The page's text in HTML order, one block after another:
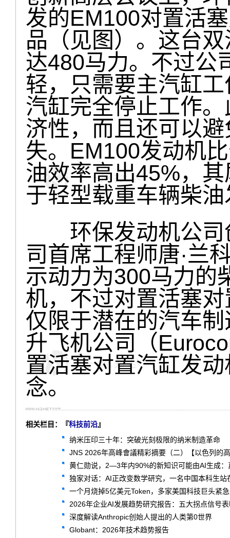
发的EM100对置活
品（见图）。这台
达480马力。不过公
轻，只需要主汽缸
汽缸完全停止工作
济性，而且还可以
失。EM100发动机
油效率高出45%，
于轻型载重车辆柴
环保发动机公司
司首席工程师唐·兰
示动力为300马力的
机，不过对置活塞
仅限于潜在的汽车
升飞机公司（
置活塞对置汽缸发
念。
相关栏目：『科技前沿』
纳米压印三十年：突破光刻极限的纳米制造革命
JNS 2026年高峰會議精彩摘要（二）【以色列的
黄仁勋说，2—3年内90%的新知识可能由AI生成
独家对话：AI正改变数学研究，一名中国本科生站
一个月烧掉5亿美元Token，多家美国科技巨头紧
2026年企业AI发展趋势研究报告：五大拐点信号
深度解读Anthropic创始人提出的人类第0世界
Globant：2026年技术趋势报告